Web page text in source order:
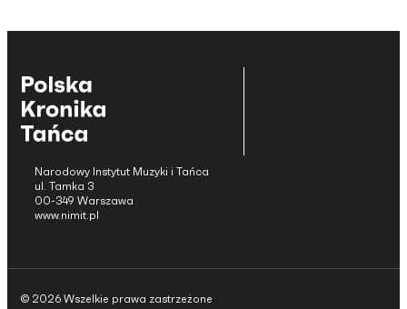
Narodowy Instytut Muzyki i Tańca
ul. Tamka 3
00-349 Warszawa
www.nimit.pl
© 2026 Wszelkie prawa zastrzeżone